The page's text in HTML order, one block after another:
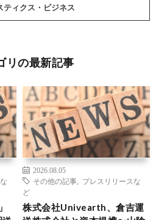
ティクス・ビジネス
リの最新記事
2026.08.05
その他の記事
プレスリリースな
ど
株式会社Univearth、倉吉運